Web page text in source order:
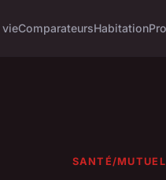
vieComparateursHabitation
SANTÉ/